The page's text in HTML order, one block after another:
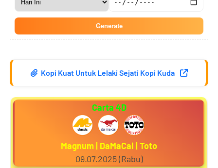
6 6
8
9
1
1
Generate
Kopi Kuat Untuk Lelaki Sejati Kopi Kuda
Carta 4D
Magnum | DaMaCai | Toto
09.07.2025 (Rabu)